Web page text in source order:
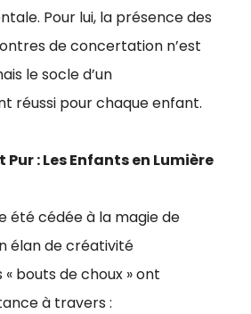
Pour lui, la présence des
de concertation n’est
le socle d’un
réussi pour chaque enfant.
Pur : Les Enfants en Lumière
été cédée à la magie de
élan de créativité
bouts de choux » ont
à travers :